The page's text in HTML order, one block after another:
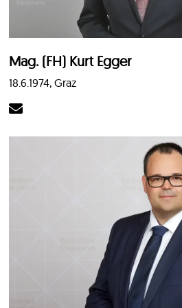
Mag. (FH) Kurt Egger
18.6.1974, Graz